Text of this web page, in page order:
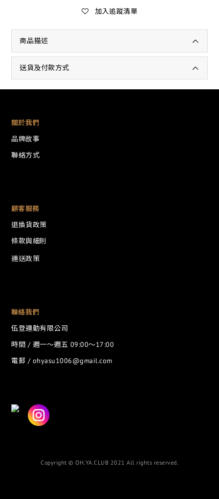
加入追蹤清單
商品描述
送貨及付款方式
關於我們
品牌故事
聯絡方式
顧客服務
退換貨政策
條款與細則
運送政策
聯絡我們
伍登運動有限公司
時間 / 週一～週五 09:00～17:00
電郵 / ohyasu1006@gmail.com
Copyright © OH.YA.CLUB 2021 All rights reserved.